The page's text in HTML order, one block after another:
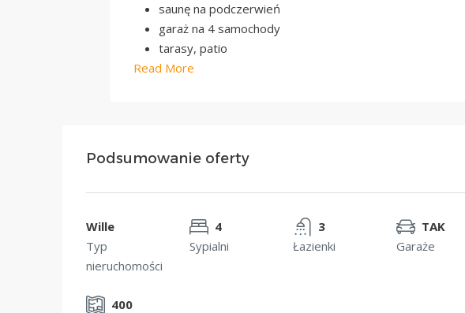
saunę na podczerwień
garaż na 4 samochody
tarasy, patio
Read More
Podsumowanie oferty
Wille
Typ
nieruchomości
4
Sypialni
3
Łazienki
TAK
Garaże
400